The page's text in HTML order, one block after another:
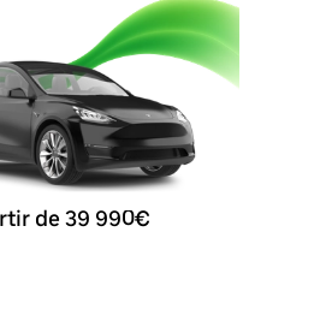
de 39 990€